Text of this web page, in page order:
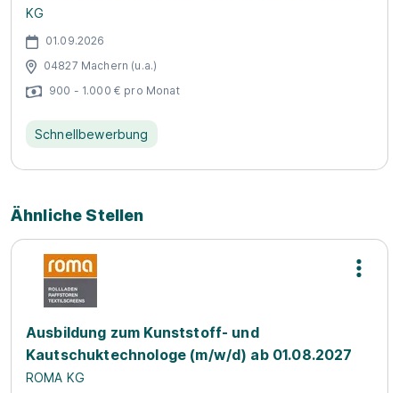
KG
01.09.2026
04827 Machern (u.a.)
900 - 1.000 € pro Monat
Schnellbewerbung
Ähnliche Stellen
Ausbildung zum Kunststoff- und
Kautschuktechnologe (m/w/d) ab 01.08.2027
ROMA KG